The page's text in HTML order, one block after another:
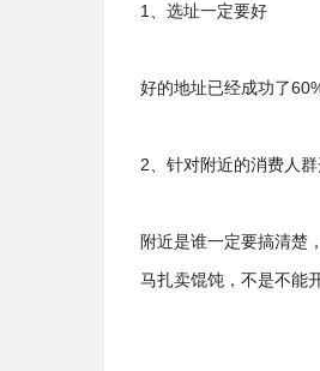
1、选址一定要好
好的地址已经成功了
2、针对附近的消费人
附近是谁一定要搞清楚
马扎卖馄饨，不是不能